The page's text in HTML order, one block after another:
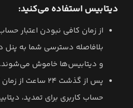
دیتابیس استفاده می‌کنید:
از زمان کافی نبودن اعتبار
بلافاصله دسترسی شما به
و دیتابیس‌ها خاموش می‌شوند.
پس از گذشت ۲۴
حساب کاربری برای تمدید،